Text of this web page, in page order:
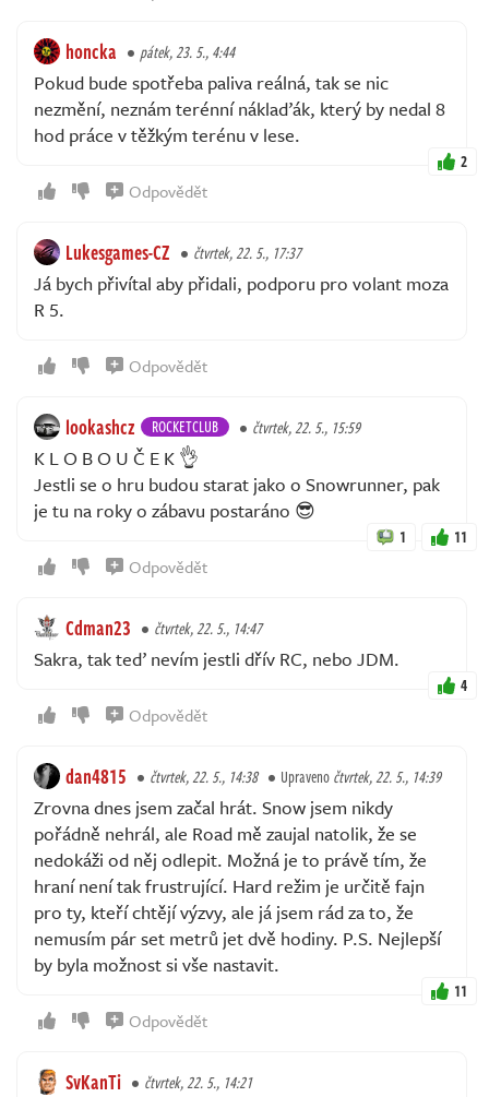
honcka pátek, 23. 5., 4:44
Pokud bude spotřeba paliva reálná, tak se nic
nezmění, neznám terénní náklaďák, který by nedal 8
hod práce v těžkým terénu v lese.
2
Odpovědět
Lukesgames-CZ čtvrtek, 22. 5., 17:37
Já bych přivítal aby přidali, podporu pro volant moza
R 5.
Odpovědět
lookashcz ROCKETCLUB čtvrtek, 22. 5., 15:59
K L O B O U Č E K 👌
Jestli se o hru budou starat jako o Snowrunner, pak
je tu na roky o zábavu postaráno 😎
1 11
Odpovědět
Cdman23 čtvrtek, 22. 5., 14:47
Sakra, tak teď nevím jestli dřív RC, nebo JDM.
4
Odpovědět
dan4815 čtvrtek, 22. 5., 14:38 Upravenočtvrtek, 22. 5., 14:39
Zrovna dnes jsem začal hrát. Snow jsem nikdy
pořádně nehrál, ale Road mě zaujal natolik, že se
nedokáži od něj odlepit. Možná je to právě tím, že
hraní není tak frustrující. Hard režim je určitě fajn
pro ty, kteří chtějí výzvy, ale já jsem rád za to, že
nemusím pár set metrů jet dvě hodiny. P.S. Nejlepší
by byla možnost si vše nastavit.
11
Odpovědět
SvKanTi čtvrtek, 22. 5., 14:21